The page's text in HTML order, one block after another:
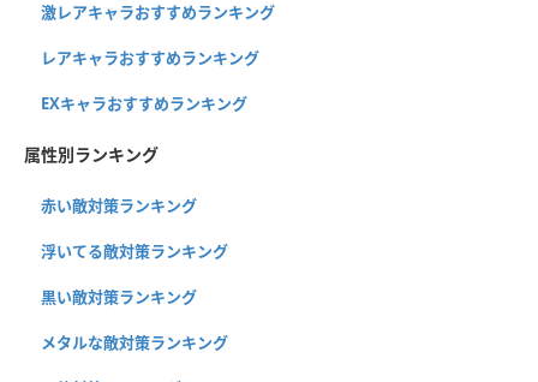
激レアキャラおすすめランキング
レアキャラおすすめランキング
EXキャラおすすめランキング
属性別ランキング
赤い敵対策ランキング
浮いてる敵対策ランキング
黒い敵対策ランキング
メタルな敵対策ランキング